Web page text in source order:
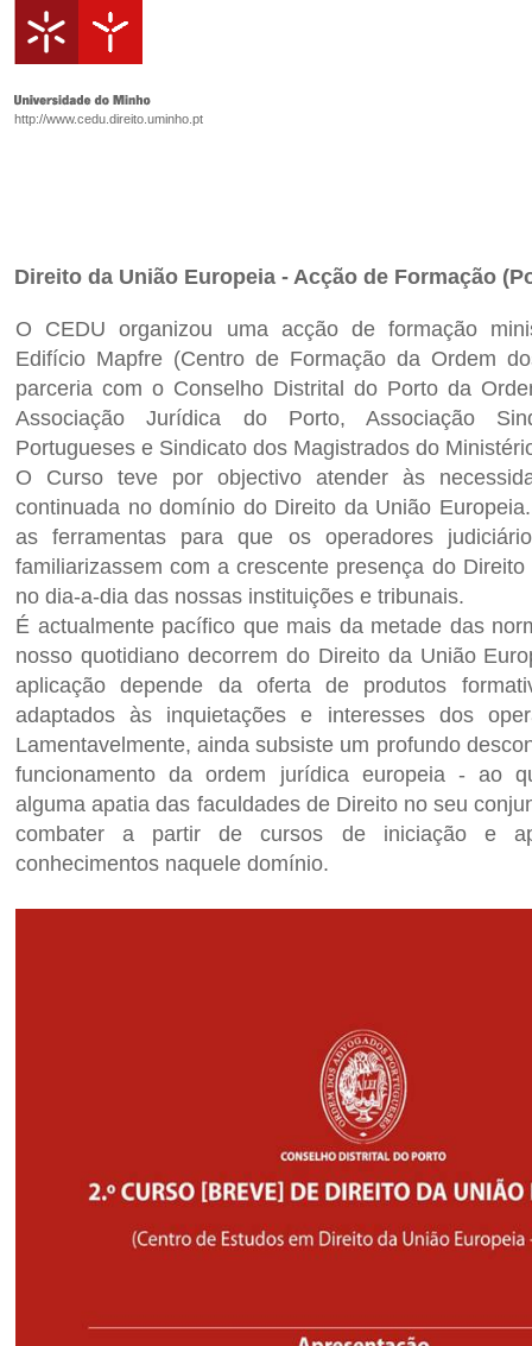
http://www.cedu.direito.uminho.pt
Direito da União Europeia - Acção de Formação
O CEDU organizou uma acção de formação
Edifício Mapfre (Centro de Formação da Ordem
parceria com o Conselho Distrital do Porto da
Associação Jurídica do Porto, Associação
Portugueses e Sindicato dos Magistrados do
O Curso teve por objectivo atender às
continuada no domínio do Direito da União
as ferramentas para que os operadores
familiarizassem com a crescente presença do
no dia-a-dia das nossas instituições e tribunais.
É actualmente pacífico que mais da metade das
nosso quotidiano decorrem do Direito da União
aplicação depende da oferta de produtos
adaptados às inquietações e interesses dos
Lamentavelmente, ainda subsiste um profundo
funcionamento da ordem jurídica europeia - ao
alguma apatia das faculdades de Direito no seu
combater a partir de cursos de iniciação e
conhecimentos naquele domínio.